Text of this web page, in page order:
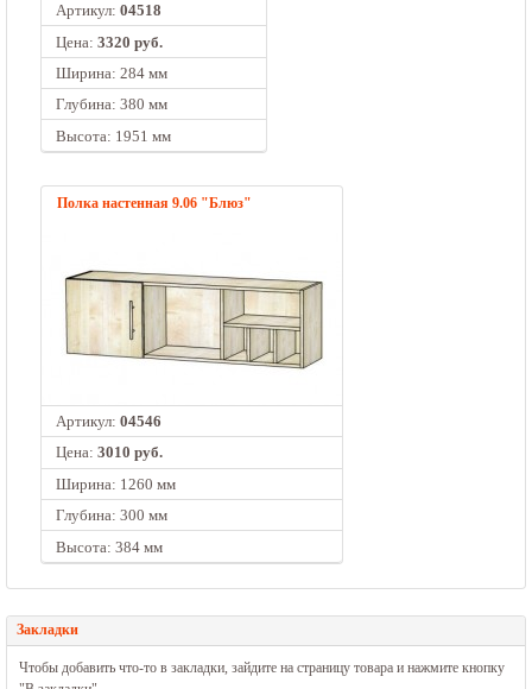
Артикул: 04518
Цена: 3320 руб.
Ширина: 284 мм
Глубина: 380 мм
Высота: 1951 мм
Полка настенная 9.06 "Блюз"
Артикул: 04546
Цена: 3010 руб.
Ширина: 1260 мм
Глубина: 300 мм
Высота: 384 мм
Закладки
Чтобы добавить что-то в закладки, зайдите на страницу товара и нажмите кнопку